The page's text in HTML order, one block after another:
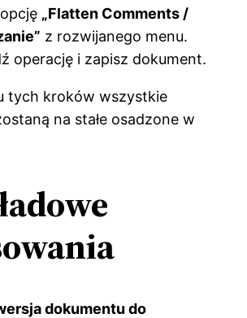
„Flatten Comments /
z rozwijanego menu.
operację i zapisz dokument.
tych kroków wszystkie
na stałe osadzone w
dokumentu do